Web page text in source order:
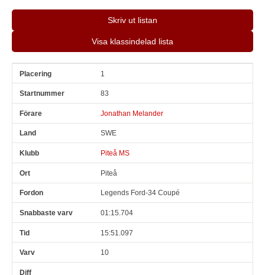
Skriv ut listan
Visa klassindelad lista
Pl Snr 1
83
Jonathan Melander
SWE
Piteå MS
Piteå
Legends Ford-34 Coupé
01:15.704
15:51.097
10